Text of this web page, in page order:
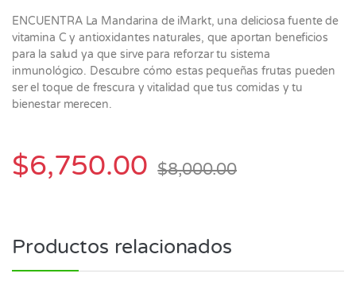
ENCUENTRA La Mandarina de iMarkt, una deliciosa fuente de
vitamina C y antioxidantes naturales, que aportan beneficios
para la salud ya que sirve para reforzar tu sistema
inmunológico. Descubre cómo estas pequeñas frutas pueden
ser el toque de frescura y vitalidad que tus comidas y tu
bienestar merecen.
$6,750.00 $8,000.00
Productos relacionados